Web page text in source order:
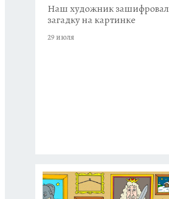
Наш художник зашифровал
загадку на картинке
29 июля